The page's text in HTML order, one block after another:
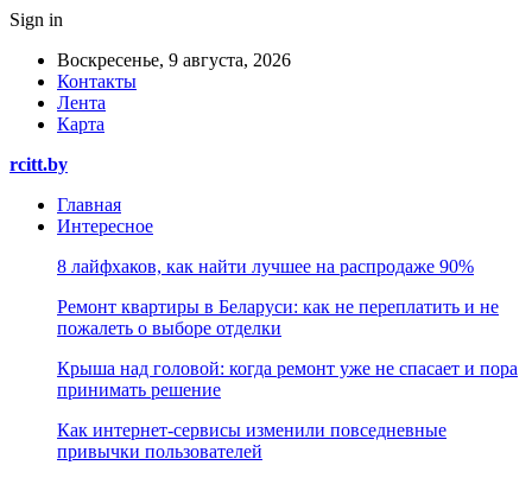
Sign in
Воскресенье, 9 августа, 2026
Контакты
Лента
Карта
rcitt.by
Главная
Интересное
8 лайфхаков, как найти лучшее на распродаже 90%
Ремонт квартиры в Беларуси: как не переплатить и не
пожалеть о выборе отделки
Крыша над головой: когда ремонт уже не спасает и пора
принимать решение
Как интернет-сервисы изменили повседневные
привычки пользователей